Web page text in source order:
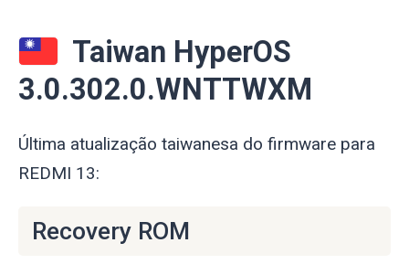
Taiwan HyperOS
3.0.302.0.WNTTWXM
Última atualização taiwanesa do firmware para
REDMI 13:
Recovery ROM